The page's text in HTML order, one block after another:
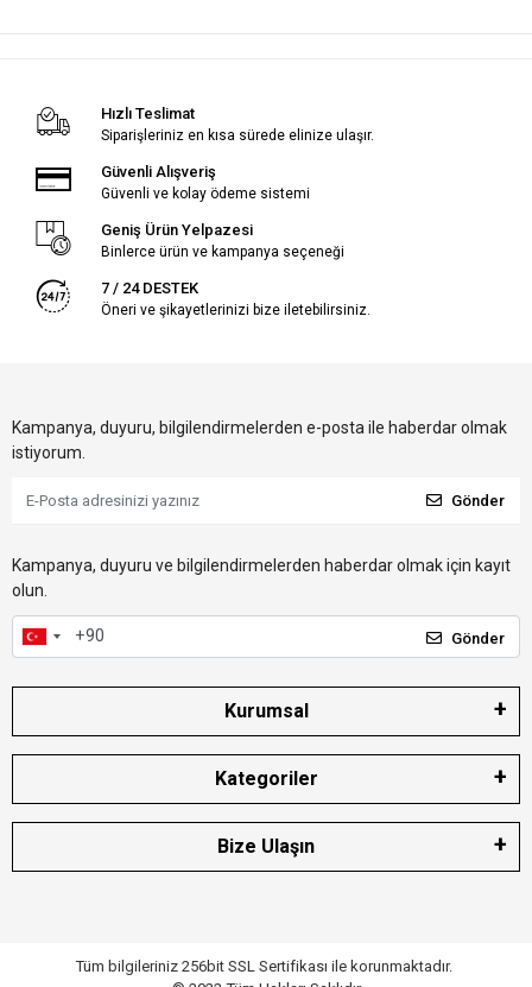
Hızlı Teslimat
Siparişleriniz en kısa sürede elinize ulaşır.
Güvenli Alışveriş
Güvenli ve kolay ödeme sistemi
Geniş Ürün Yelpazesi
Binlerce ürün ve kampanya seçeneği
7 / 24 DESTEK
Öneri ve şikayetlerinizi bize iletebilirsiniz.
Kampanya, duyuru, bilgilendirmelerden e-posta ile haberdar olmak
istiyorum.
Gönder
Kampanya, duyuru ve bilgilendirmelerden haberdar olmak için kayıt
olun.
Gönder
Kurumsal
Kategoriler
Bize Ulaşın
Tüm bilgileriniz 256bit SSL Sertifikası ile korunmaktadır.